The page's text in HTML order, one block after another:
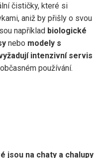
čističky, které si
aniž by přišly o svou
například biologické
nebo modely s
intenzivní servis
používání.
jsou na chaty a chalupy